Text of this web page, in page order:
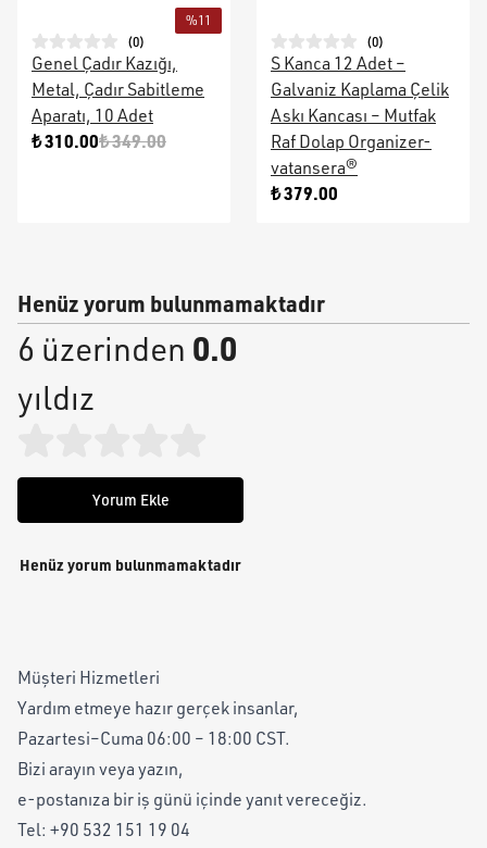
%11
(0)
Genel Çadır Kazığı,
Metal, Çadır Sabitleme
Aparatı, 10 Adet
₺ 310.00₺ 349.00
(0)
S Kanca 12 Adet –
Galvaniz Kaplama Çelik
Askı Kancası – Mutfak
Raf Dolap Organizer-
vatansera®
₺ 379.00
Henüz yorum bulunmamaktadır
6 üzerinden 0.0
yıldız
Yorum Ekle
Henüz yorum bulunmamaktadır
Müşteri Hizmetleri
Yardım etmeye hazır gerçek insanlar,
Pazartesi–Cuma 06:00 – 18:00 CST.
Bizi arayın veya yazın,
e-postanıza bir iş günü içinde yanıt vereceğiz.
Tel: +90 532 151 19 04